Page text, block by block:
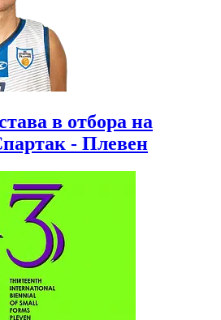
в отбора на
- Плевен